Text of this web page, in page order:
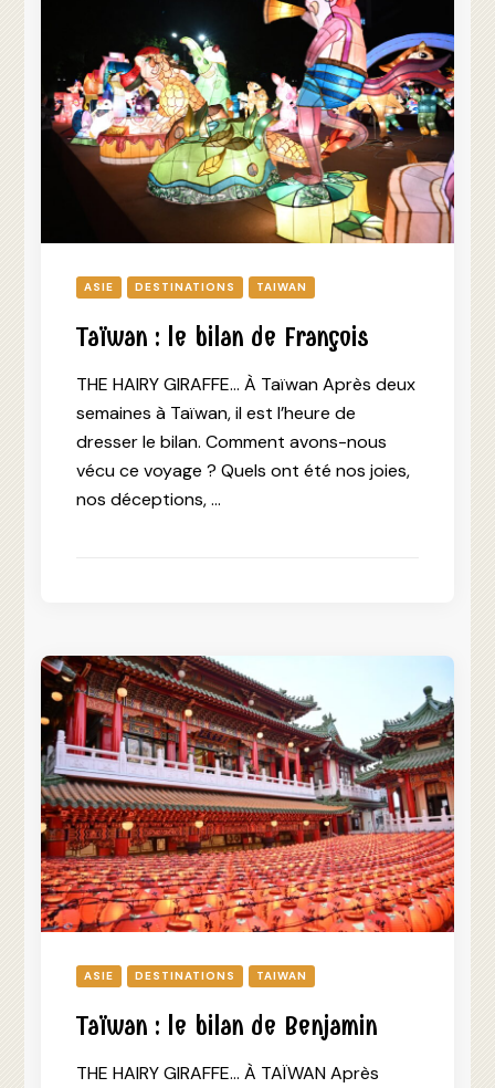
ASIE DESTINATIONS TAIWAN
Taïwan : le bilan de François
THE HAIRY GIRAFFE… À Taïwan Après deux
semaines à Taïwan, il est l’heure de
dresser le bilan. Comment avons-nous
vécu ce voyage ? Quels ont été nos joies,
nos déceptions, …
ASIE DESTINATIONS TAIWAN
Taïwan : le bilan de Benjamin
THE HAIRY GIRAFFE… À TAÏWAN Après